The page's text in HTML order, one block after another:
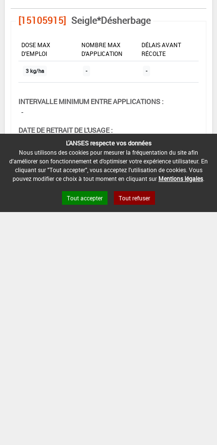
[15105915] Seigle*Désherbage
DOSE MAX
D'EMPLOI
NOMBRE MAX
D'APPLICATION
DÉLAIS AVANT
RÉCOLTE
3 kg/ha - -
INTERVALLE MINIMUM ENTRE APPLICATIONS :
-
DATE DE RETRAIT DE L'USAGE :
DATE DE FIN DE DISTRIBUTION :
-
L'ANSES respecte vos données
Nous utilisons des cookies pour mesurer la fréquentation du site afin
d'améliorer son fonctionnement et d'optimiser votre expérience utilisateur. En
cliquant sur "Tout accepter", vous acceptez l'utilisation de cookies. Vous
pouvez modifier ce choix à tout moment en cliquant sur Mentions légales
Tout accepter Tout refuser